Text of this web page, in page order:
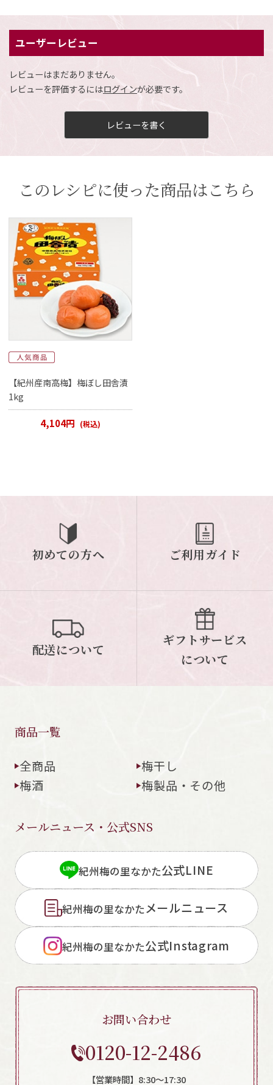
ユーザーレビュー
レビューはまだありません。
レビューを評価するにはログインが必要です。
レビューを書く
このレシピに使った商品はこちら
【紀州産南高梅】梅ぼし田舎漬
1kg
4,104円 (税込)
初めての方へ ご利用ガイド
配送について
ギフトサービス
について
商品一覧
全商品
梅干し
梅酒
梅製品・その他
メールニュース・公式SNS
紀州梅の里なかた公式LINE
紀州梅の里なかたメールニュース
紀州梅の里なかた公式Instagram
お問い合わせ
0120-12-2486
【営業時間】8:30～17:30